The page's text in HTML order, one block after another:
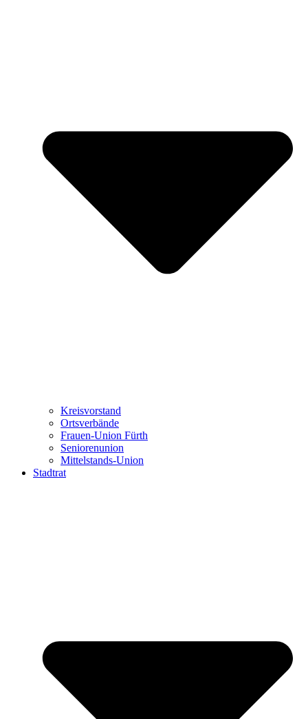
Kreisvorstand
Ortsverbände
Frauen-Union Fürth
Seniorenunion
Mittelstands-Union
Stadtrat